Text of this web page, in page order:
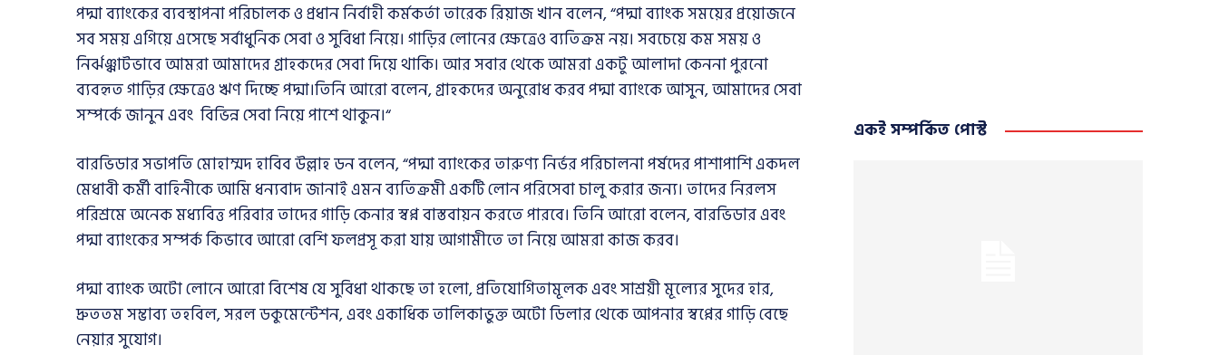
পদ্মা ব্যাংকের ব্যবস্থাপনা পরিচালক ও প্রধান নির্বাহী কর্মকর্তা তারেক রিয়াজ খান বলেন, “পদ্মা ব্যাংক সময়ের প্রয়োজনে
সব সময় এগিয়ে এসেছে সর্বাধুনিক সেবা ও সুবিধা নিয়ে। গাড়ির লোনের ক্ষেত্রেও ব্যতিক্রম নয়। সবচেয়ে কম সময় ও
নির্ঝঞ্ঝাটভাবে আমরা আমাদের গ্রাহকদের সেবা দিয়ে থাকি। আর সবার থেকে আমরা একটু আলাদা কেননা পুরনো
ব্যবহৃত গাড়ির ক্ষেত্রেও ঋণ দিচ্ছে পদ্মা।তিনি আরো বলেন, গ্রাহকদের অনুরোধ করব পদ্মা ব্যাংকে আসুন, আমাদের সেবা
সম্পর্কে জানুন এবং বিভিন্ন সেবা নিয়ে পাশে থাকুন।“
বারভিডার সভাপতি মোহাম্মদ হাবিব উল্লাহ ডন বলেন, “পদ্মা ব্যাংকের তারুণ্য নির্ভর পরিচালনা পর্ষদের পাশাপাশি একদল
মেধাবী কর্মী বাহিনীকে আমি ধন্যবাদ জানাই এমন ব্যতিক্রমী একটি লোন পরিসেবা চালু করার জন্য। তাদের নিরলস
পরিশ্রমে অনেক মধ্যবিত্ত পরিবার তাদের গাড়ি কেনার স্বপ্ন বাস্তবায়ন করতে পারবে। তিনি আরো বলেন, বারভিডার এবং
পদ্মা ব্যাংকের সম্পর্ক কিভাবে আরো বেশি ফলপ্রসূ করা যায় আগামীতে তা নিয়ে আমরা কাজ করব।
পদ্মা ব্যাংক অটো লোনে আরো বিশেষ যে সুবিধা থাকছে তা হলো, প্রতিযোগিতামূলক এবং সাশ্রয়ী মূল্যের সুদের হার,
দ্রুততম সম্ভাব্য তহবিল, সরল ডকুমেন্টেশন, এবং একাধিক তালিকাভুক্ত অটো ডিলার থেকে আপনার স্বপ্নের গাড়ি বেছে
নেয়ার সুযোগ।
একই সম্পর্কিত পোস্ট